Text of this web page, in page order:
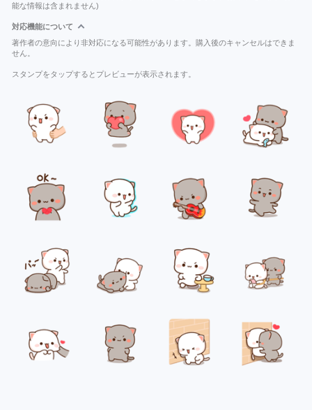
能な情報は含まれません)
対応機能について
著作者の意向により非対応になる可能性があります。購入後のキャンセルはできま
せん。
スタンプをタップするとプレビューが表示されます。